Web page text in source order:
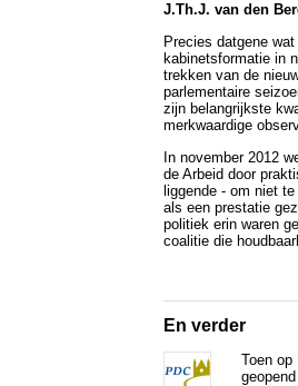
J.Th.J. van den
Precies datgene
kabinetsformatie in
trekken van de
parlementaire
zijn belangrijkste
merkwaardige
In november 2012
de Arbeid door
liggende - om niet
als een prestatie
politiek erin waren
coalitie die
En verder
Toen op